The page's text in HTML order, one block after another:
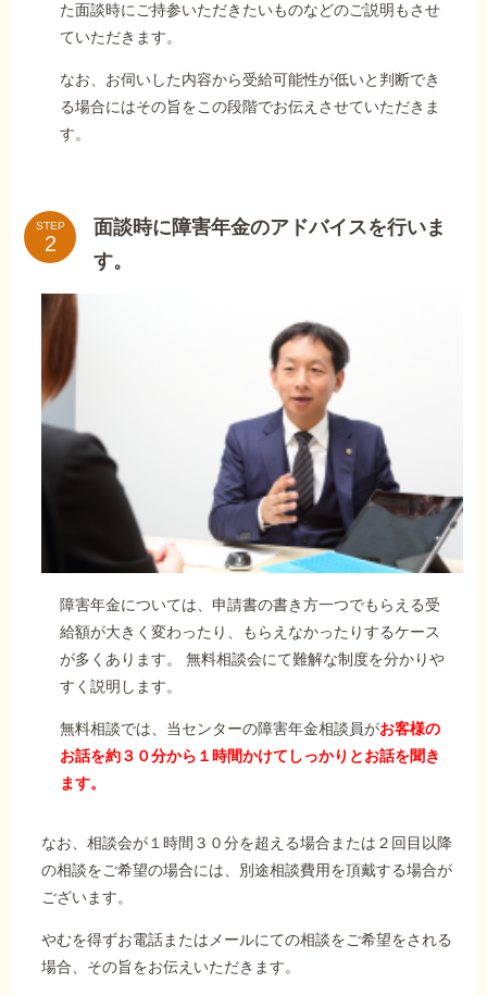
た面談時にご持参いただきたいものなどのご説明もさせ
ていただきます。
なお、お伺いした内容から受給可能性が低いと判断でき
る場合にはその旨をこの段階でお伝えさせていただきま
す。
STEP
面談時に障害年金のアドバイスを行いま
す。
障害年金については、申請書の書き方一つでもらえる受
給額が大きく変わったり、もらえなかったりするケース
が多くあります。 無料相談会にて難解な制度を分かりや
すく説明します。
無料相談では、当センターの障害年金相談員がお客様の
お話を約３０分から１時間かけてしっかりとお話を聞き
ます。
なお、相談会が１時間３０分を超える場合または２回目以降
の相談をご希望の場合には、別途相談費用を頂戴する場合が
ございます。
やむを得ずお電話またはメールにての相談をご希望をされる
場合、その旨をお伝えいただきます。